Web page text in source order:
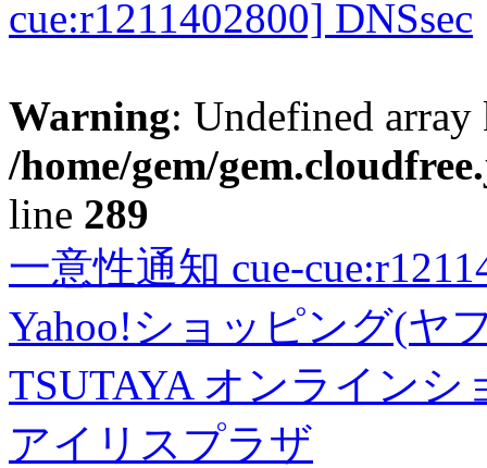
cue:r1211402800] DNSsec
Warning: Undefined
/home/gem/
line 289
一意性通知 cue-
Yahoo!ショッピング(ヤ
TSUTAYA オンラインシ
アイリスプラザ